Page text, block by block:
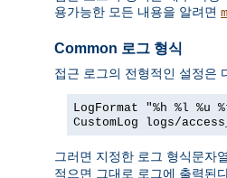
용가능한 모든 내용을 알려면
Common 로그 형식
접근 로그의 전형적인 설정은
LogFormat "%h %l %u
CustomLog logs/
그러면 지정한 로그 형식문자
적으면 그대로 로그에 출력된